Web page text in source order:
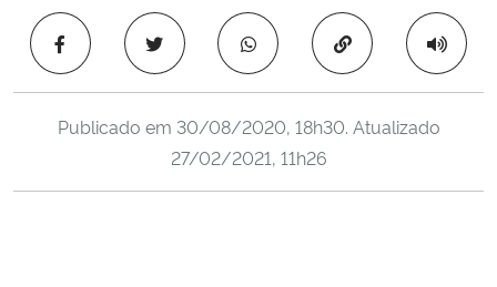
Ministério da Cidadania
Ministério da Saúde
Ministério de Minas e Energia
Ministério da Ciência, Tecnologia, Inovações e Comunicações
Copiar para área
Publicado em 30/08/2020, 18h30. Atualizado
27/02/2021, 11h26